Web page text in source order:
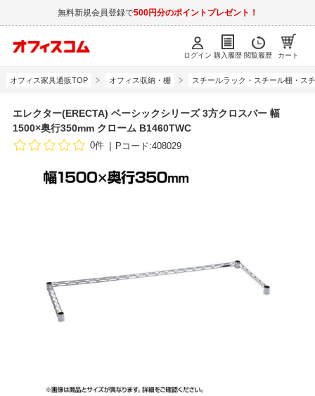
無料新規会員登録で500円分のポイントプレゼント！
ログイン 購入履歴 閲覧履歴 カート
オフィス家具通販TOP オフィス収納・棚 スチールラック・スチール棚・ス
エレクター(ERECTA) ベーシックシリーズ 3方クロスバー 幅
1500×奥行350mm クローム B1460TWC
0件 Pコード:408029